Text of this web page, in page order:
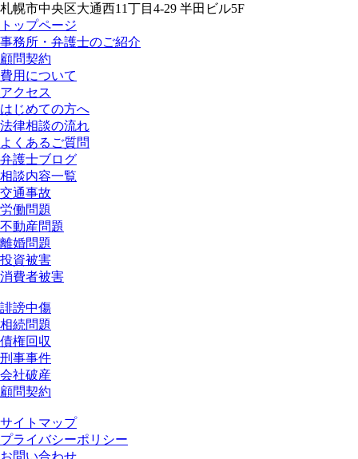
札幌市中央区大通西11丁目4-29 半田ビル5F
トップページ
事務所・弁護士のご紹介
顧問契約
費用について
アクセス
はじめての方へ
法律相談の流れ
よくあるご質問
弁護士ブログ
相談内容一覧
交通事故
労働問題
不動産問題
離婚問題
投資被害
消費者被害
誹謗中傷
相続問題
債権回収
刑事事件
会社破産
顧問契約
サイトマップ
プライバシーポリシー
お問い合わせ